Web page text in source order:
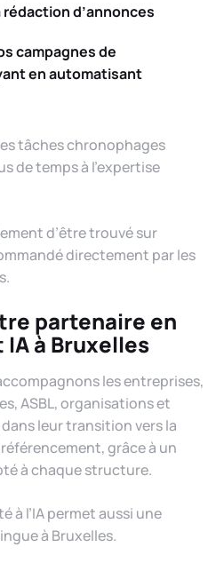
d’annonces
campagnes de
en automatisant
tâches chronophages
de temps à l’expertise
d’être trouvé sur
directement par les
partenaire en
à Bruxelles
les entreprises,
ASBL, organisations et
leur transition vers la
grâce à un
à chaque structure.
à l’IA permet aussi une
à Bruxelles.